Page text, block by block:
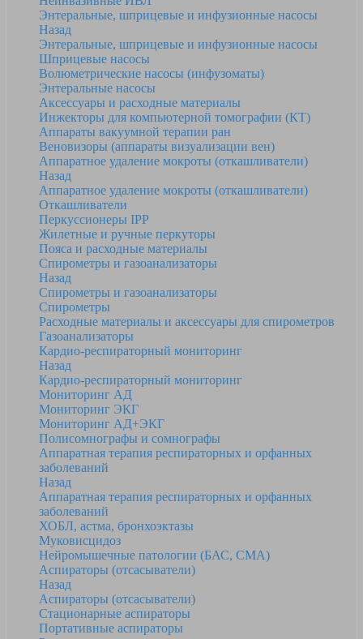
Энтеральные, шприцевые и инфузионные насосы
Назад
Энтеральные, шприцевые и инфузионные насосы
Шприцевые насосы
Волюметрические насосы (инфузоматы)
Энтеральные насосы
Аксессуары и расходные материалы
Инжекторы для компьютерной томографии (КТ)
Аппараты вакуумной терапии ран
Веновизоры (аппараты визуализации вен)
Аппаратное удаление мокроты (откашливатели)
Назад
Аппаратное удаление мокроты (откашливатели)
Откашливатели
Перкуссионеры IPP
Жилетные и ручные перкуторы
Пояса и расходные материалы
Спирометры и газоанализаторы
Назад
Спирометры и газоанализаторы
Спирометры
Расходные материалы и аксессуары для спирометров
Газоанализаторы
Кардио-респираторный мониторинг
Назад
Кардио-респираторный мониторинг
Мониторинг АД
Мониторинг ЭКГ
Мониторинг АД+ЭКГ
Полисомнографы и сомнографы
Аппаратная терапия респираторных и орфанных
заболеваний
Назад
Аппаратная терапия респираторных и орфанных
заболеваний
ХОБЛ, астма, бронхоэктазы
Муковисцидоз
Нейромышечные патологии (БАС, СМА)
Аспираторы (отсасыватели)
Назад
Аспираторы (отсасыватели)
Стационарные аспираторы
Портативные аспираторы